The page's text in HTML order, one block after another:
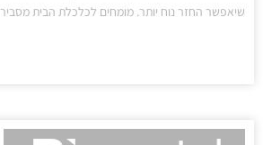
שיאפשר החזר נוח יותר. מומחים לכלכלת הבית